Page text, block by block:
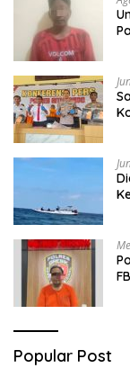
Popular Post